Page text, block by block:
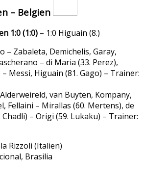
– Belgien
1:0 (1:0) – 1:0 Higuain (8.)
– Zabaleta, Demichelis, Garay,
– di Maria (33. Perez),
– Messi, Higuain (81. Gago) – Trainer:
van Buyten, Kompany,
Fellaini – Mirallas (60. Mertens), de
– Origi (59. Lukaku) – Trainer:
Rizzoli (Italien)
Brasilia